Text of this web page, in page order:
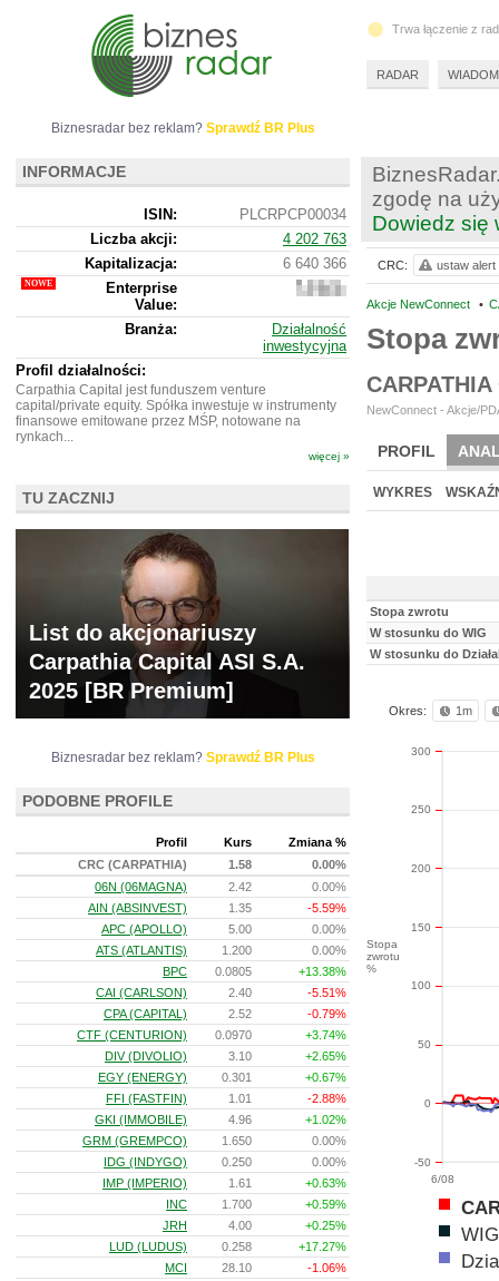
zgodę na
Dowiedz się
Akcje NewConnect •
Stopa
NewConnect - Akcje/
PROFIL
BR LAB
WYKRES
Stopa zwrotu
W stosunku do WIG
W stosunku do
Okres: 1m
6/08
Stopa
zwrotu
%
-50
0
50
100
150
200
250
300
WIG
CRC: ustaw alert
Biznesradar bez reklam? Sprawdź BR Plus
INFORMACJE
ISIN:
PLCRPCP00034
Liczba akcji:
4 202 763
Kapitalizacja:
6 640 366
Enterprise
Value:
6
366
Branża:
Działalność
inwestycyjna
Profil działalności:
Carpathia Capital jest funduszem venture
capital/private equity. Spółka inwestuje w instrumenty
finansowe emitowane przez MŚP, notowane na
rynkach...
więcej »
TU ZACZNIJ
List do akcjonariuszy
Carpathia Capital ASI S.A.
2025 [BR Premium]
Biznesradar bez reklam? Sprawdź BR Plus
PODOBNE PROFILE
Profil Kurs
Zmiana %
CRC (CARPATHIA)
1.58
0.00%
06N (06MAGNA)
2.42
0.00%
AIN (ABSINVEST)
1.35
-5.59%
APC (APOLLO)
5.00
0.00%
ATS (ATLANTIS)
1.200
0.00%
BPC
0.0805
+13.38%
CAI (CARLSON)
2.40
-5.51%
CPA (CAPITAL)
2.52
-0.79%
CTF (CENTURION)
0.0970
+3.74%
DIV (DIVOLIO)
3.10
+2.65%
EGY (ENERGY)
0.301
+0.67%
FFI (FASTFIN)
1.01
-2.88%
GKI (IMMOBILE)
4.96
+1.02%
GRM (GREMPCO)
1.650
0.00%
IDG (INDYGO)
0.250
0.00%
IMP (IMPERIO)
1.61
+0.63%
INC
1.700
+0.59%
JRH
4.00
+0.25%
LUD (LUDUS)
0.258
+17.27%
MCI
28.10
-1.06%
Trwa łączenie z
RADAR